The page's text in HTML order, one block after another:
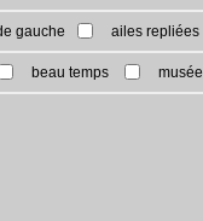
gauche ailes repliées
beau temps musée